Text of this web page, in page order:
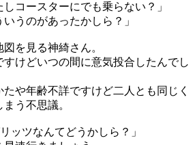
コースターにでも乗らない？」
いうのがあったかしら？」
を見る神綺さん。
けどいつの間に意気投合したんでし
や年齢不詳ですけど二人とも同じく
う不思議。
ッツなんてどうかしら？」